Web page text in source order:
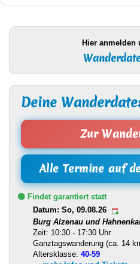
Hier anmelden
Deine
Zur
Alle Termine auf
🟢 Findet garantiert statt
Datum: So, 09.08.26
Burg Alzenau und
Zeit: 10:30 - 17:30 Uhr
Ganztagswanderung (ca. 14
Altersklasse: 40-59